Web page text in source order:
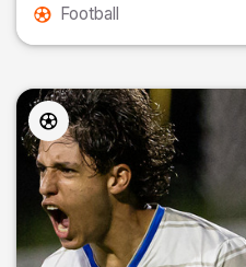
Football